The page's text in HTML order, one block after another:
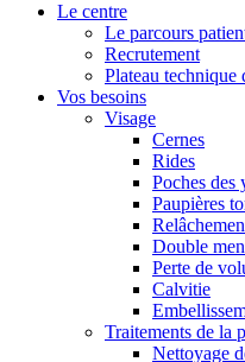
Le centre
Le parcours
Recrutement
Plateau
Vos besoins
Visage
Cernes
Rides
Poches des
Paupières
Double
Perte de
Calvitie
Traitements de la
Nettoyage